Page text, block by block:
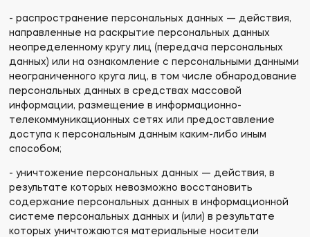
- распространение персональных данных — действия,
направленные на раскрытие персональных данных
неопределенному кругу лиц (передача персональных
данных) или на ознакомление с персональными данными
неограниченного круга лиц, в том числе обнародование
персональных данных в средствах массовой
информации, размещение в информационно-
телекоммуникационных сетях или предоставление
доступа к персональным данным каким-либо иным
способом;
- уничтожение персональных данных — действия, в
результате которых невозможно восстановить
содержание персональных данных в информационной
системе персональных данных и (или) в результате
которых уничтожаются материальные носители